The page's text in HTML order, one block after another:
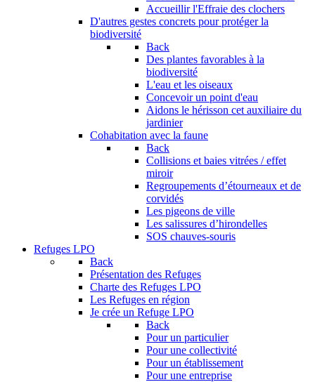
Accueillir l'Effraie des clochers
D'autres gestes concrets pour protéger la
biodiversité
Back
Des plantes favorables à la
biodiversité
L'eau et les oiseaux
Concevoir un point d'eau
Aidons le hérisson cet auxiliaire du
jardinier
Cohabitation avec la faune
Back
Collisions et baies vitrées / effet
miroir
Regroupements d’étourneaux et de
corvidés
Les pigeons de ville
Les salissures d’hirondelles
SOS chauves-souris
Refuges LPO
Back
Présentation des Refuges
Charte des Refuges LPO
Les Refuges en région
Je crée un Refuge LPO
Back
Pour un particulier
Pour une collectivité
Pour un établissement
Pour une entreprise